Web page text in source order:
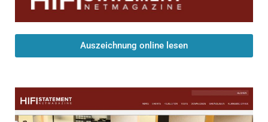
Auszeichnung online lesen